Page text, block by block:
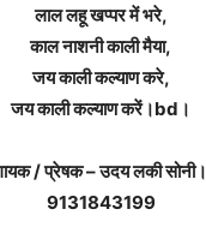
लाल लहू खप्पर में भरे,
काल नाशनी काली मैया,
जय काली कल्याण करे,
जय काली कल्याण करें।bd।
/ प्रेषक – उदय लकी सोनी।
9131843199